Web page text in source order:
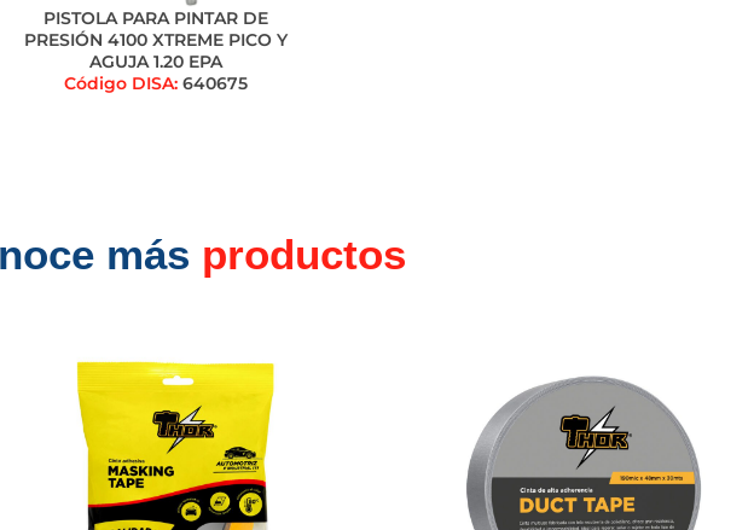
PISTOLA PARA PINTAR DE
PRESIÓN 4100 XTREME PICO Y
AGUJA 1.20 EPA
Código DISA: 640675
más productos